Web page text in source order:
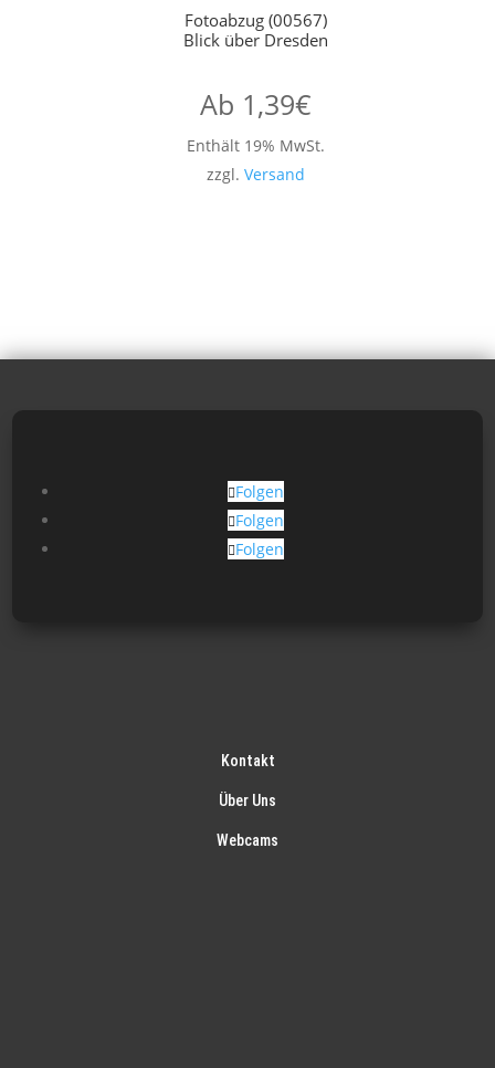
Fotoabzug (00567)
Blick über Dresden
Ab 1,39€
Enthält 19% MwSt.
zzgl. Versand
Folgen
Folgen
Folgen
Kontakt
Über Uns
Webcams